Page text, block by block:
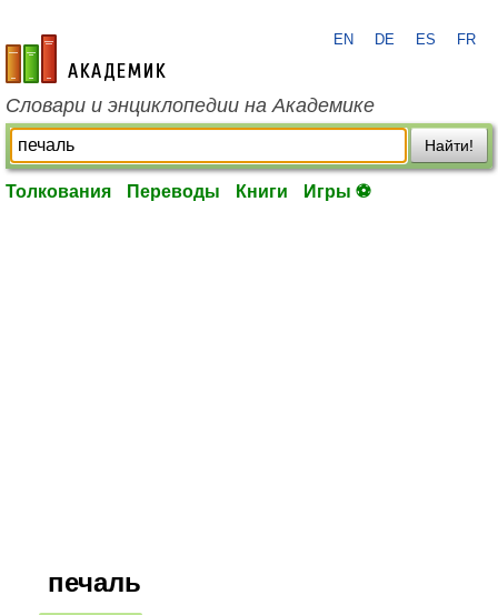
academic.ru
EN DE ES FR
Словари и энциклопедии на Академике
Найти!
Толкования Переводы Книги Игры ⚽
печаль